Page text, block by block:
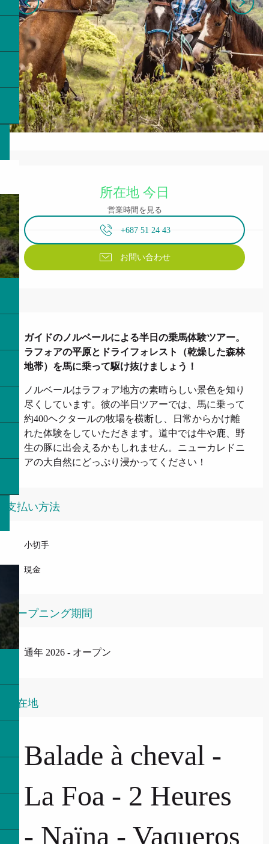
所在地 今日
営業時間を見る
+687 51 24 43
お問い合わせ
ガイドのノルベールによる半日の乗馬体験ツアー。
ラフォアの平原とドライフォレスト（乾燥した森林
地帯）を馬に乗って駆け抜けましょう！
ノルベールはラフォア地方の素晴らしい景色を知り
尽くしています。彼の半日ツアーでは、馬に乗って
約400ヘクタールの牧場を横断し、日常からかけ離
れた体験をしていただきます。道中では牛や鹿、野
生の豚に出会えるかもしれません。ニューカレドニ
アの大自然にどっぷり浸かってください！
支払い方法
小切手
現金
オープニング期間
通年 2026 - オープン
所在地
Balade à cheval -
La Foa - 2 Heures
- Naïna - Vaqueros